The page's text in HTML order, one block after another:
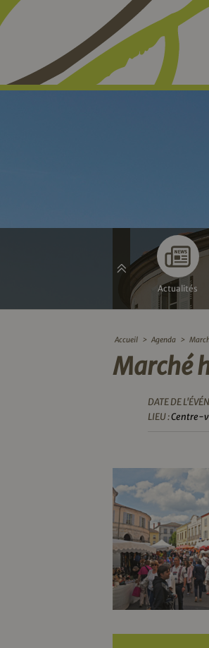
Actualités
Accueil > Agenda >
Marché
DATE DE
LIEU :Centre-